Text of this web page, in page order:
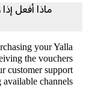
ماذا أفعل إذا
purchasing your
receiving the
our customer
using available